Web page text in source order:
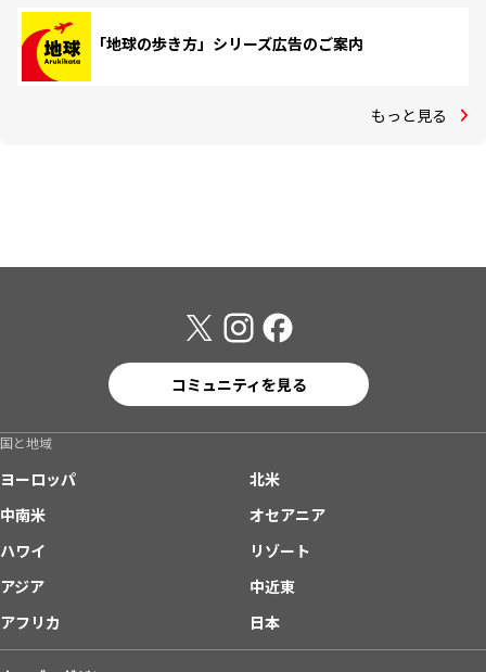
「地球の歩き方」シリーズ広告のご案内
もっと見る
コミュニティを見る
国と地域
ヨーロッパ
北米
中南米
オセアニア
ハワイ
リゾート
アジア
中近東
アフリカ
日本